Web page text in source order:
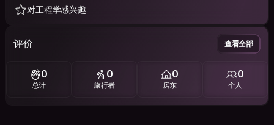
对工程学感兴趣
评价 查看全部
0
总计
0
旅行者
0
房东
0
个人